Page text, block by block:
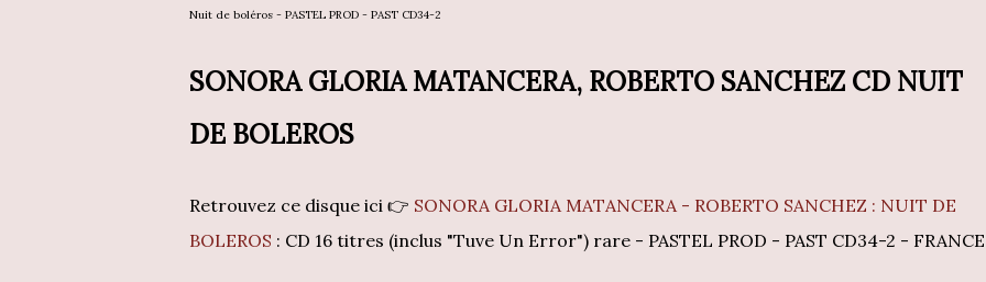
Nuit de boléros - PASTEL PROD - PAST CD34-2
SONORA GLORIA MATANCERA, ROBERTO SANCHEZ CD NUIT
DE BOLEROS
Retrouvez ce disque ici 👉 SONORA GLORIA MATANCERA - ROBERTO SANCHEZ : NUIT DE
BOLEROS : CD 16 titres (inclus "Tuve Un Error") rare - PASTEL PROD - PAST CD34-2 - FRANCE